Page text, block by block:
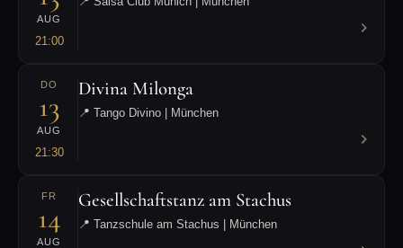
AUG
21:00
DO
13
AUG
21:30
Divina Milonga
📍 Tango Divino | München
FR
14
AUG
Gesellschaftstanz am Stachus
📍 Tanzschule am Stachus | München